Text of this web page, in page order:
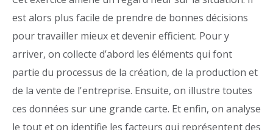
est alors plus facile de prendre de bonnes décisions
pour travailler mieux et devenir efficient. Pour y
arriver, on collecte d’abord les éléments qui font
partie du processus de la création, de la production et
de la vente de l'entreprise. Ensuite, on illustre toutes
ces données sur une grande carte. Et enfin, on analyse
le tout et on identifie les facteurs qui représentent des